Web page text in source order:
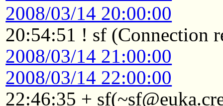
2008/03/14 20:00:00
20:54:51 ! sf (Connection
2008/03/14 21:00:00
2008/03/14 22:00:00
22:46:35 +